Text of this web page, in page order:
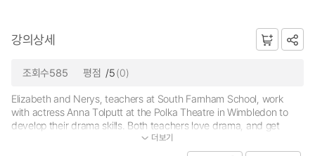
강의상세
조회수585 평점 /5(0)
Elizabeth and Nerys, teachers at South Farnham School, work
with actress Anna Tolputt at the Polka Theatre in Wimbledon to
develop their drama skills. Both teachers love drama, and get
involved with the school plays but aren't convinced about taking...
더보기